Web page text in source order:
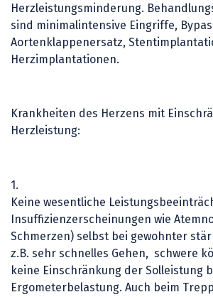
Herzleistungsminderung.
sind minimalintensive Eingriffe,
Aortenklappenersatz,
Herzimplantationen.
Krankheiten des Herzens mit
Herzleistung:
1.
Keine wesentliche
Insuffizienzerscheinungen wie
Schmerzen) selbst bei gewohnter
z.B. sehr schnelles Gehen, schwere
keine Einschränkung der Solleistung
Ergometerbelastung. Auch beim